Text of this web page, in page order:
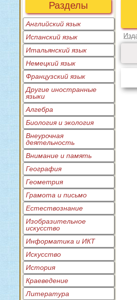
Разделы
Английский язык
Испанский язык
Итальянский язык
Немецкий язык
Французский язык
Другие иностранные
языки
Алгебра
Биология и экология
Внеурочная
деятельность
Внимание и память
География
Геометрия
Грамота и письмо
Естествознание
Изобразительное
искусство
Информатика и ИКТ
Искусство
История
Краеведение
Литература